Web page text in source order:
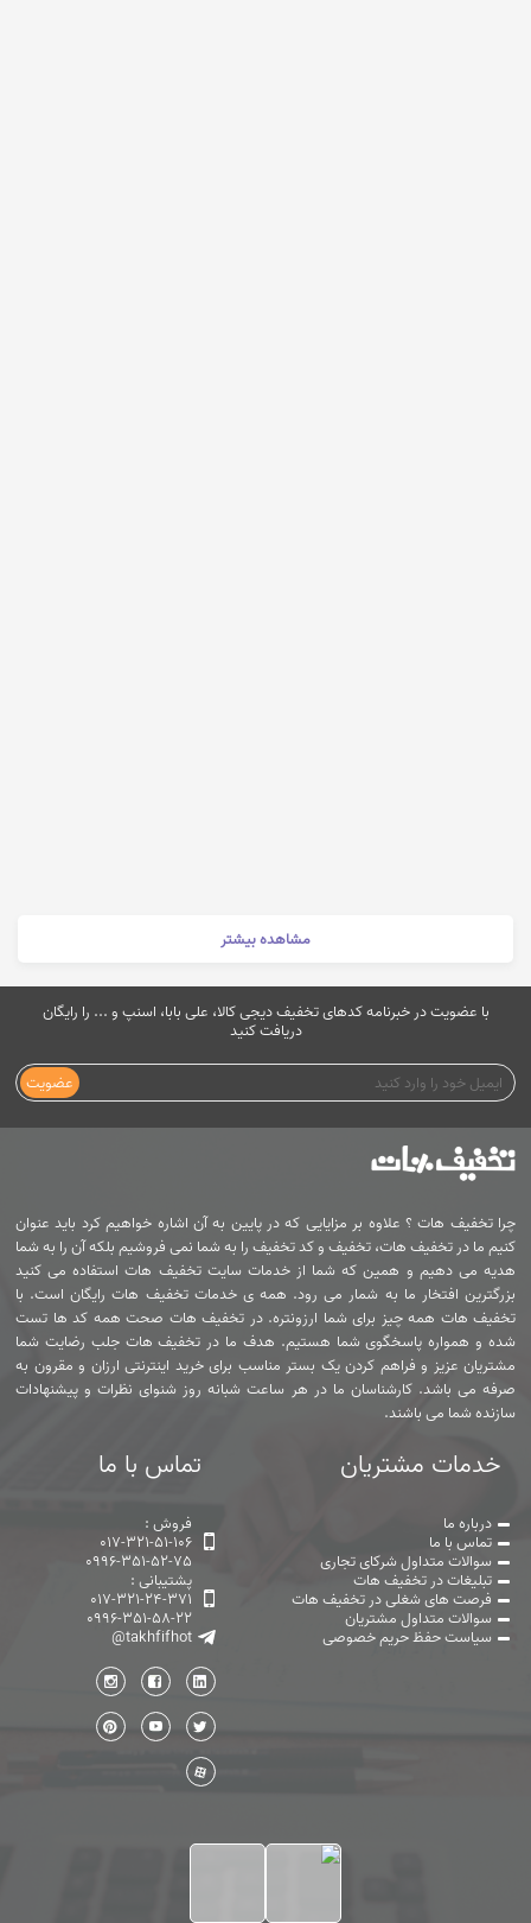
مشاهده بیشتر
با عضویت در خبرنامه کدهای تخفیف دیجی کالا، علی بابا، اسنپ و ... را رایگان
دریافت کنید
عضویت
چرا تخفیف هات ؟ علاوه بر مزایایی که در پایین به آن اشاره خواهیم کرد باید عنوان
کنیم ما در تخفیف هات، تخفیف و کد تخفیف را به شما نمی فروشیم بلکه آن را به شما
هدیه می دهیم و همین که شما از خدمات سایت تخفیف هات استفاده می کنید
بزرگترین افتخار ما به شمار می رود. همه ی خدمات تخفیف هات رایگان است. با
تخفیف هات همه چیز برای شما ارزونتره. در تخفیف هات صحت همه کد ها تست
شده و همواره پاسخگوی شما هستیم. هدف ما در تخفیف هات جلب رضایت شما
مشتریان عزیز و فراهم کردن یک بستر مناسب برای خرید اینترنتی ارزان و مقرون به
صرفه می باشد. کارشناسان ما در هر ساعت شبانه روز شنوای نظرات و پیشنهادات
سازنده شما می باشند.
خدمات مشتریان
درباره ما
تماس با ما
سوالات متداول شرکای تجاری
تبلیغات در تخفیف هات
فرصت های شغلی در تخفیف هات
سوالات متداول مشتریان
سیاست حفظ حریم خصوصی
تماس با ما
فروش :
017-321-51-106
0996-351-52-75
پشتیبانی :
017-321-24-371
0996-351-58-22
@takhfifhot